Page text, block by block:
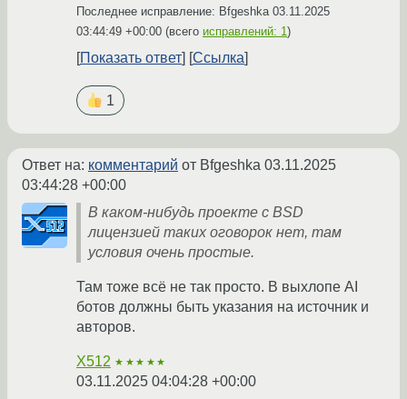
Последнее исправление: Bfgeshka 03.11.2025
03:44:49 +00:00 (всего исправлений: 1 )
Показать ответ Ссылка
1
Ответ на: комментарий от Bfgeshka 03.11.2025
03:44:28 +00:00
В каком-нибудь проекте с BSD
лицензией таких оговорок нет, там
условия очень простые.
Там тоже всё не так просто. В выхлопе AI
ботов должны быть указания на источник и
авторов.
X512 ★★★★★
03.11.2025 04:04:28 +00:00